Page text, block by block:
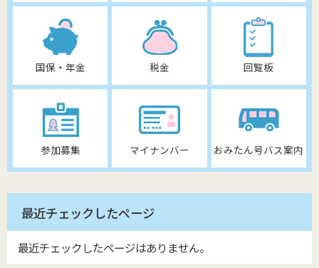
国保・年金 税金 回覧板
参加募集 マイナンバー おみたん号バス案内
最近チェックしたページ
最近チェックしたページはありません。